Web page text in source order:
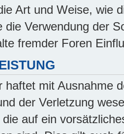
Art und Weise, wie
die Verwendung der
fremder Foren
haftet mit Ausnahme
der Verletzung
auf ein